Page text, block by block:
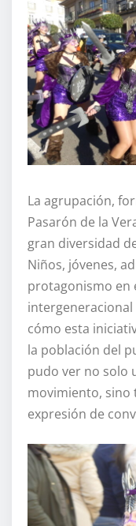
La agrupación,
Pasarón de la
gran diversidad
Niños, jóvenes,
protagonismo en
cómo esta
la población del
pudo ver no solo
movimiento, sino
expresión de